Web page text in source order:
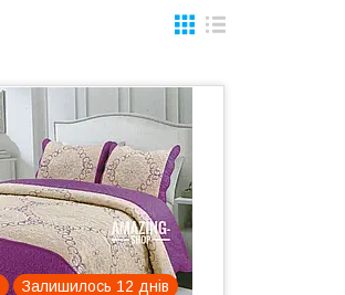
Залишилось 12 днів